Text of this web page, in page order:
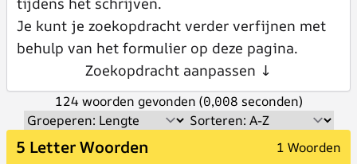
Je kunt je zoekopdracht verder verfijnen met
behulp van het formulier op deze pagina.
Zoekopdracht aanpassen ↓
124 woorden gevonden (0,008 seconden)
5 Letter Woorden 1 Woorden